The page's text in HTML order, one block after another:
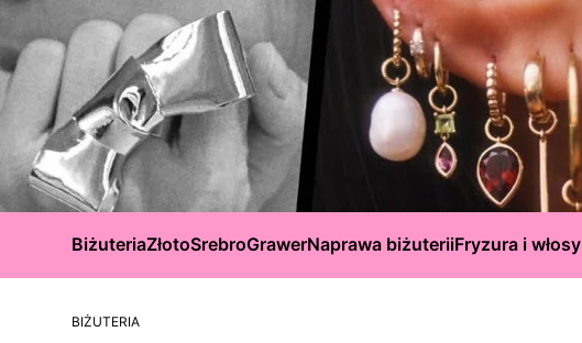
BiżuteriaZłotoSrebroGrawerNaprawa biżuteriiFryzura i włosy
BIŻUTERIA